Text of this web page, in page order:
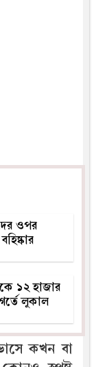
ওপর
১২ হাজার
লুকাল
কখন বা